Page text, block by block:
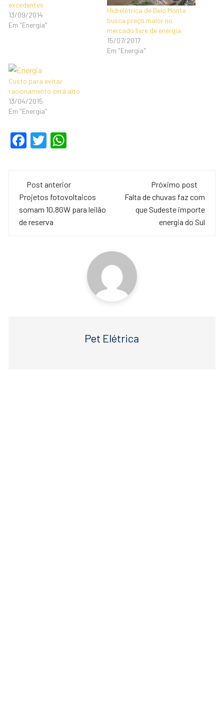
excedentes
13/09/2014
Em "Energia"
Hidrelétrica de Belo Monte
busca preço maior no
mercado livre de energia
15/07/2017
Em "Energia"
Custo para evitar
racionamento será alto
13/04/2015
Em "Energia"
F
e
b
o
T
er s
A
Navegação
de
post
Post anterior
Projetos fotovoltaicos
somam 10,8GW para leilão
de reserva
Próximo post
Falta de chuvas faz com
que Sudeste importe
energia do Sul
Pet Elétrica